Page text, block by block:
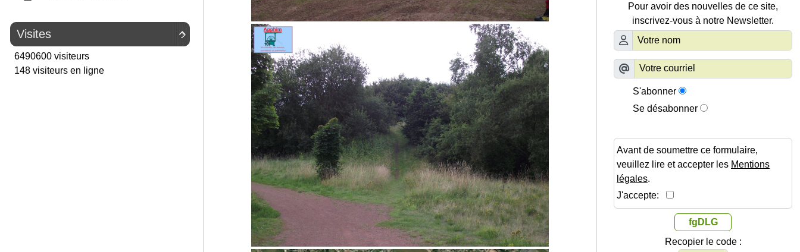

Visites
6490600 visiteurs
148 visiteurs en ligne
Pour avoir des nouvelles de ce site,
inscrivez-vous à notre Newsletter.
S'abonner
Se désabonner
Avant de soumettre ce formulaire,
veuillez lire et accepter les Mentions
légales.
J'accepte:
fgDLG
Recopier le code :